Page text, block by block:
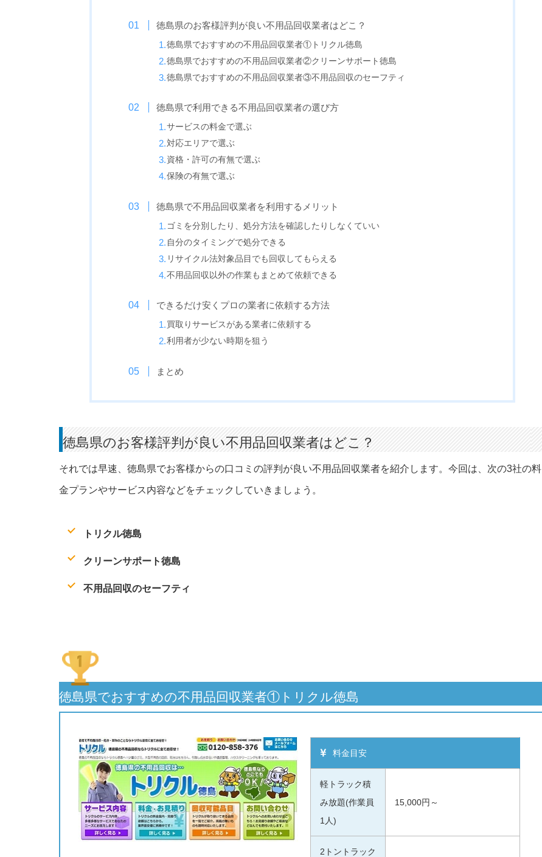
徳島県のお客様評判が良い不用品回収業者はどこ？
徳島県でおすすめの不用品回収業者①トリクル徳島
徳島県でおすすめの不用品回収業者②クリーンサポート徳島
徳島県でおすすめの不用品回収業者③不用品回収のセーフティ
徳島県で利用できる不用品回収業者の選び方
サービスの料金で選ぶ
対応エリアで選ぶ
資格・許可の有無で選ぶ
保険の有無で選ぶ
徳島県で不用品回収業者を利用するメリット
ゴミを分別したり、処分方法を確認したりしなくていい
自分のタイミングで処分できる
リサイクル法対象品目でも回収してもらえる
不用品回収以外の作業もまとめて依頼できる
できるだけ安くプロの業者に依頼する方法
買取りサービスがある業者に依頼する
利用者が少ない時期を狙う
まとめ
徳島県のお客様評判が良い不用品回収業者はどこ？
それでは早速、徳島県でお客様からの口コミの評判が良い不用品回収業者を紹介します。今回は、次の3社の料
金プランやサービス内容などをチェックしていきましょう。
トリクル徳島
クリーンサポート徳島
不用品回収のセーフティ
徳島県でおすすめの不用品回収業者①トリクル徳島
料金目安
軽トラック積
み放題(作業員
1人)
15,000円～
2トントラック